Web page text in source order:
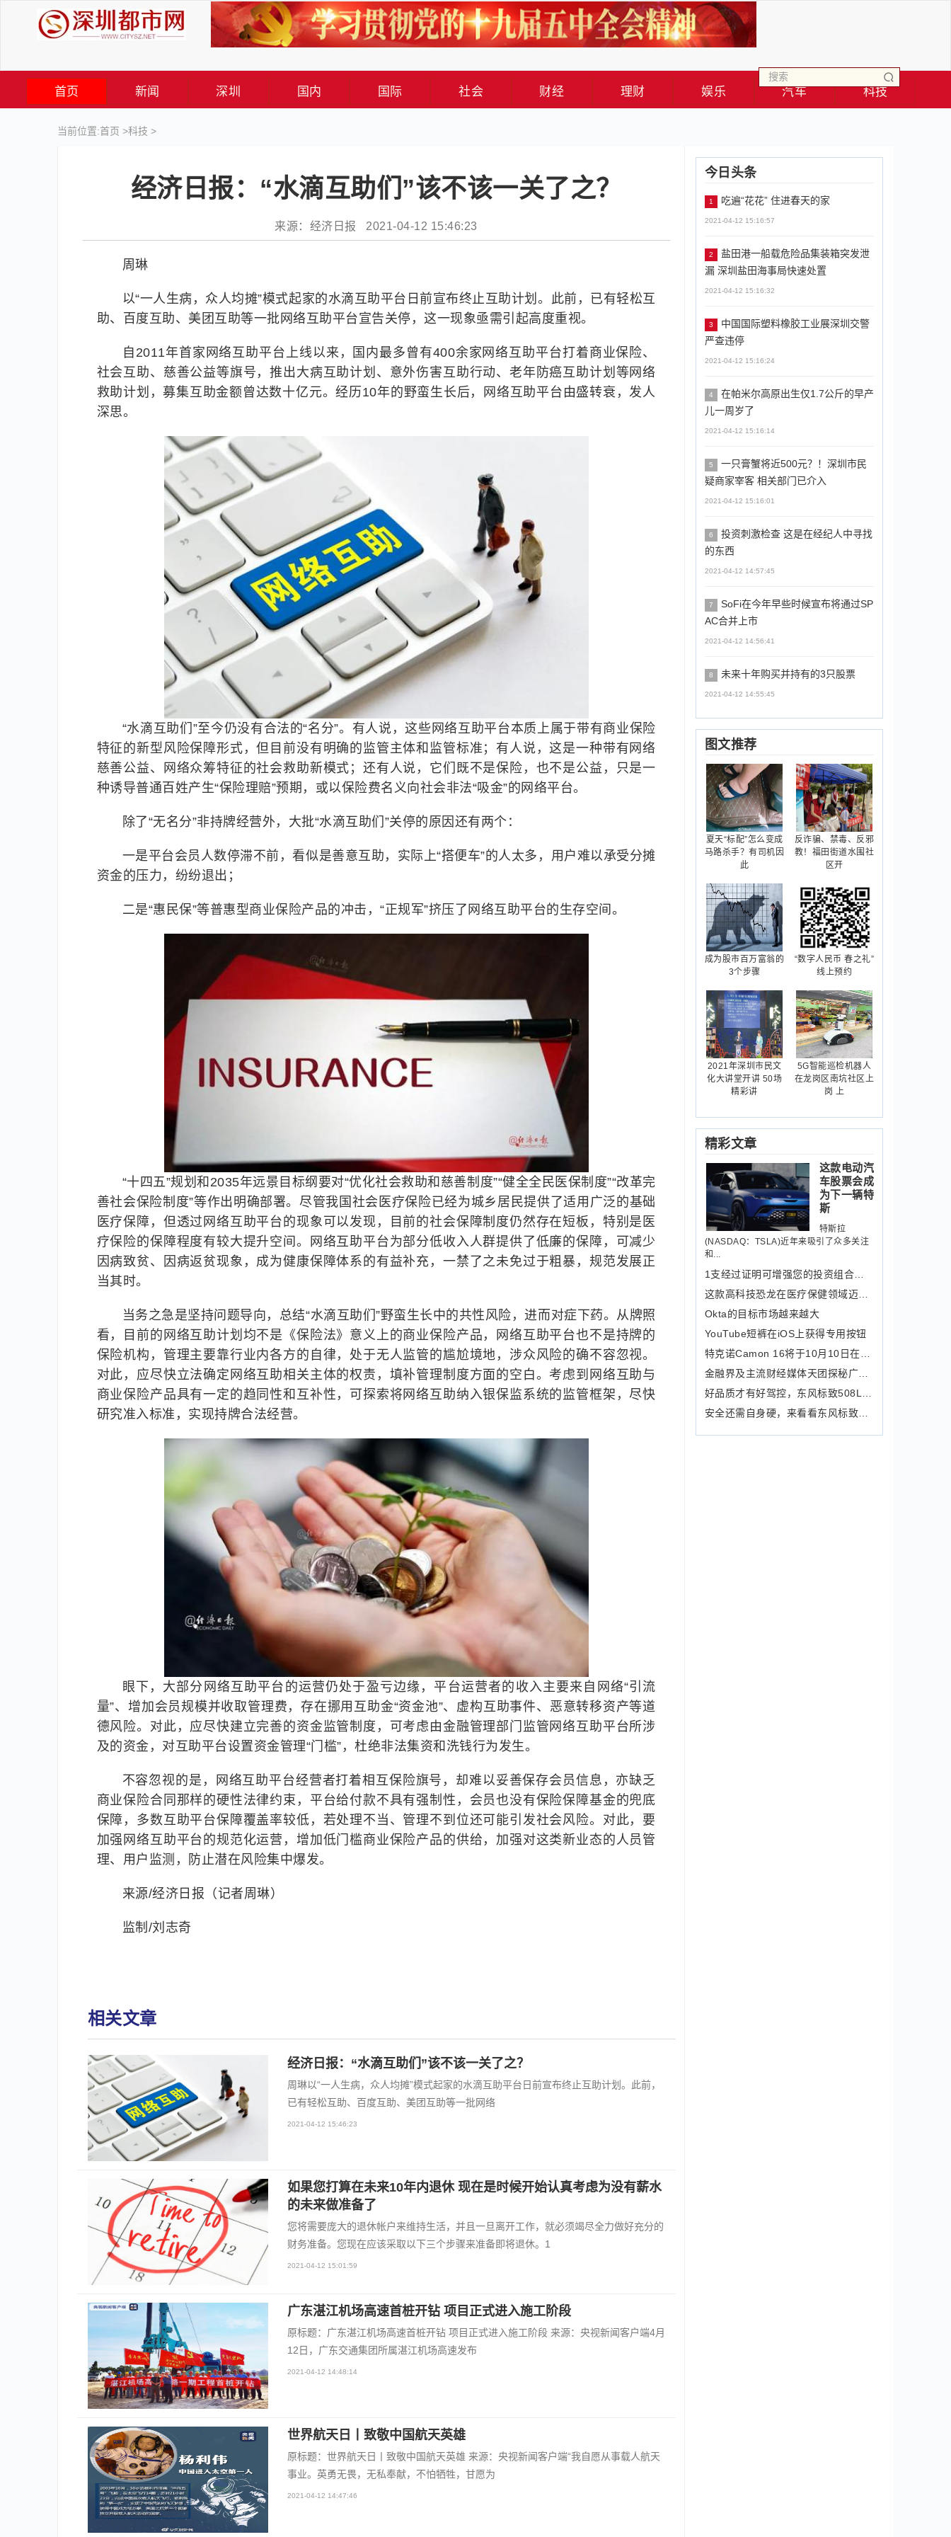
首页 新闻 深圳 国内 国际 社会 财经 理财 娱乐 汽车 科技
当前位置:首页 >科技 >
经济日报：“水滴互助们”该不该一关了之？
来源：经济日报 2021-04-12 15:46:23
周琳
以“一人生病，众人均摊”模式起家的水滴互助平台日前宣布终止互助计划。此前，已有轻松互
助、百度互助、美团互助等一批网络互助平台宣告关停，这一现象亟需引起高度重视。
自2011年首家网络互助平台上线以来，国内最多曾有400余家网络互助平台打着商业保险、
社会互助、慈善公益等旗号，推出大病互助计划、意外伤害互助行动、老年防癌互助计划等网络
救助计划，募集互助金额曾达数十亿元。经历10年的野蛮生长后，网络互助平台由盛转衰，发人
深思。
“水滴互助们”至今仍没有合法的“名分”。有人说，这些网络互助平台本质上属于带有商业保险
特征的新型风险保障形式，但目前没有明确的监管主体和监管标准；有人说，这是一种带有网络
慈善公益、网络众筹特征的社会救助新模式；还有人说，它们既不是保险，也不是公益，只是一
种诱导普通百姓产生“保险理赔”预期，或以保险费名义向社会非法“吸金”的网络平台。
除了“无名分”非持牌经营外，大批“水滴互助们”关停的原因还有两个：
一是平台会员人数停滞不前，看似是善意互助，实际上“搭便车”的人太多，用户难以承受分摊
资金的压力，纷纷退出；
二是“惠民保”等普惠型商业保险产品的冲击，“正规军”挤压了网络互助平台的生存空间。
“十四五”规划和2035年远景目标纲要对“优化社会救助和慈善制度”“健全全民医保制度”“改革完
善社会保险制度”等作出明确部署。尽管我国社会医疗保险已经为城乡居民提供了适用广泛的基础
医疗保障，但透过网络互助平台的现象可以发现，目前的社会保障制度仍然存在短板，特别是医
疗保险的保障程度有较大提升空间。网络互助平台为部分低收入人群提供了低廉的保障，可减少
因病致贫、因病返贫现象，成为健康保障体系的有益补充，一禁了之未免过于粗暴，规范发展正
当其时。
当务之急是坚持问题导向，总结“水滴互助们”野蛮生长中的共性风险，进而对症下药。从牌照
看，目前的网络互助计划均不是《保险法》意义上的商业保险产品，网络互助平台也不是持牌的
保险机构，管理主要靠行业内各方的自律，处于无人监管的尴尬境地，涉众风险的确不容忽视。
对此，应尽快立法确定网络互助相关主体的权责，填补管理制度方面的空白。考虑到网络互助与
商业保险产品具有一定的趋同性和互补性，可探索将网络互助纳入银保监系统的监管框架，尽快
研究准入标准，实现持牌合法经营。
眼下，大部分网络互助平台的运营仍处于盈亏边缘，平台运营者的收入主要来自网络“引流
量”、增加会员规模并收取管理费，存在挪用互助金“资金池”、虚构互助事件、恶意转移资产等道
德风险。对此，应尽快建立完善的资金监管制度，可考虑由金融管理部门监管网络互助平台所涉
及的资金，对互助平台设置资金管理“门槛”，杜绝非法集资和洗钱行为发生。
不容忽视的是，网络互助平台经营者打着相互保险旗号，却难以妥善保存会员信息，亦缺乏
商业保险合同那样的硬性法律约束，平台给付款不具有强制性，会员也没有保险保障基金的兜底
保障，多数互助平台保障覆盖率较低，若处理不当、管理不到位还可能引发社会风险。对此，要
加强网络互助平台的规范化运营，增加低门槛商业保险产品的供给，加强对这类新业态的人员管
理、用户监测，防止潜在风险集中爆发。
来源/经济日报（记者周琳）
监制/刘志奇
相关文章
经济日报：“水滴互助们”该不该一关了之？
周琳以“一人生病，众人均摊”模式起家的水滴互助平台日前宣布终止互助计划。此前，
已有轻松互助、百度互助、美团互助等一批网络
2021-04-12 15:46:23
如果您打算在未来10年内退休 现在是时候开始认真考虑为没有薪水
的未来做准备了
您将需要庞大的退休帐户来维持生活，并且一旦离开工作，就必须竭尽全力做好充分的
财务准备。您现在应该采取以下三个步骤来准备即将退休。1
2021-04-12 15:01:59
广东湛江机场高速首桩开钻 项目正式进入施工阶段
原标题：广东湛江机场高速首桩开钻 项目正式进入施工阶段 来源：央视新闻客户端4月
12日，广东交通集团所属湛江机场高速发布
2021-04-12 14:48:14
世界航天日丨致敬中国航天英雄
原标题：世界航天日丨致敬中国航天英雄 来源：央视新闻客户端“我自愿从事载人航天
事业。英勇无畏，无私奉献，不怕牺牲，甘愿为
2021-04-12 14:47:46
今日头条
1 吃遍“花花” 住进春天的家
2021-04-12 15:16:57
2
盐田港一船载危险品集装箱突发泄
漏 深圳盐田海事局快速处置
2021-04-12 15:16:32
3
中国国际塑料橡胶工业展深圳交警
严查违停
2021-04-12 15:16:24
4
在帕米尔高原出生仅1.7公斤的早产
儿一周岁了
2021-04-12 15:16:14
5
一只膏蟹将近500元？！深圳市民
疑商家宰客 相关部门已介入
2021-04-12 15:16:01
6
投资刺激检查 这是在经纪人中寻找
的东西
2021-04-12 14:57:45
7
SoFi在今年早些时候宣布将通过SP
AC合并上市
2021-04-12 14:56:41
8 未来十年购买并持有的3只股票
2021-04-12 14:55:45
图文推荐
夏天“标配”怎么变成
马路杀手？有司机因
此
反诈骗、禁毒、反邪
教！福田街道水围社
区开
成为股市百万富翁的
3个步骤
“数字人民币 春之礼”
线上预约
2021年深圳市民文
化大讲堂开讲 50场
精彩讲
5G智能巡检机器人
在龙岗区南坑社区上
岗 上
精彩文章
这款电动汽
车股票会成
为下一辆特
斯
特斯拉
(NASDAQ：TSLA)近年来吸引了众多关注
和...
Okta的目标市场越来越大
YouTube短裤在iOS上获得专用按钮